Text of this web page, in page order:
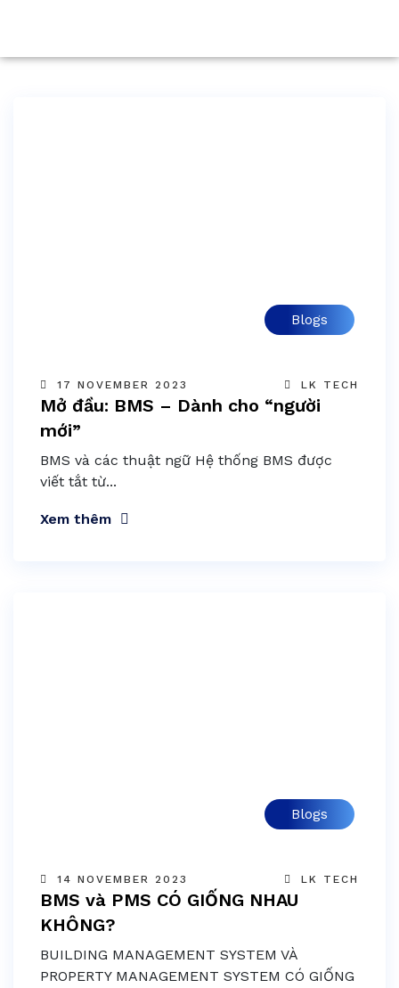
Blogs
17 NOVEMBER 2023 LK TECH
Mở đầu: BMS – Dành cho “người
mới”
BMS và các thuật ngữ Hệ thống BMS được
viết tắt từ...
Xem thêm
Blogs
14 NOVEMBER 2023 LK TECH
BMS và PMS CÓ GIỐNG NHAU
KHÔNG?
BUILDING MANAGEMENT SYSTEM VÀ
PROPERTY MANAGEMENT SYSTEM CÓ GIỐNG